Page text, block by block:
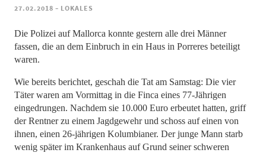
27.02.2018 - LOKALES
Die Polizei auf Mallorca konnte gestern alle drei Männer
fassen, die an dem Einbruch in ein Haus in Porreres beteiligt
waren.
Wie bereits berichtet, geschah die Tat am Samstag: Die vier
Täter waren am Vormittag in die Finca eines 77-Jährigen
eingedrungen. Nachdem sie 10.000 Euro erbeutet hatten, griff
der Rentner zu einem Jagdgewehr und schoss auf einen von
ihnen, einen 26-jährigen Kolumbianer. Der junge Mann starb
wenig später im Krankenhaus auf Grund seiner schweren